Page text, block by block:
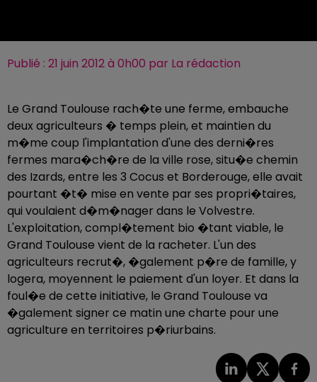
Publié : 21 juin 2012 à 0h00 par La rédaction
Le Grand Toulouse rach�te une ferme, embauche
deux agriculteurs � temps plein, et maintien du
m�me coup l'implantation d'une des derni�res
fermes mara�ch�re de la ville rose, situ�e chemin
des Izards, entre les 3 Cocus et Borderouge, elle avait
pourtant �t� mise en vente par ses propri�taires,
qui voulaient d�m�nager dans le Volvestre.
L'exploitation, compl�tement bio �tant viable, le
Grand Toulouse vient de la racheter. L'un des
agriculteurs recrut�, �galement p�re de famille, y
logera, moyennent le paiement d'un loyer. Et dans la
foul�e de cette initiative, le Grand Toulouse va
�galement signer ce matin une charte pour une
agriculture en territoires p�riurbains.